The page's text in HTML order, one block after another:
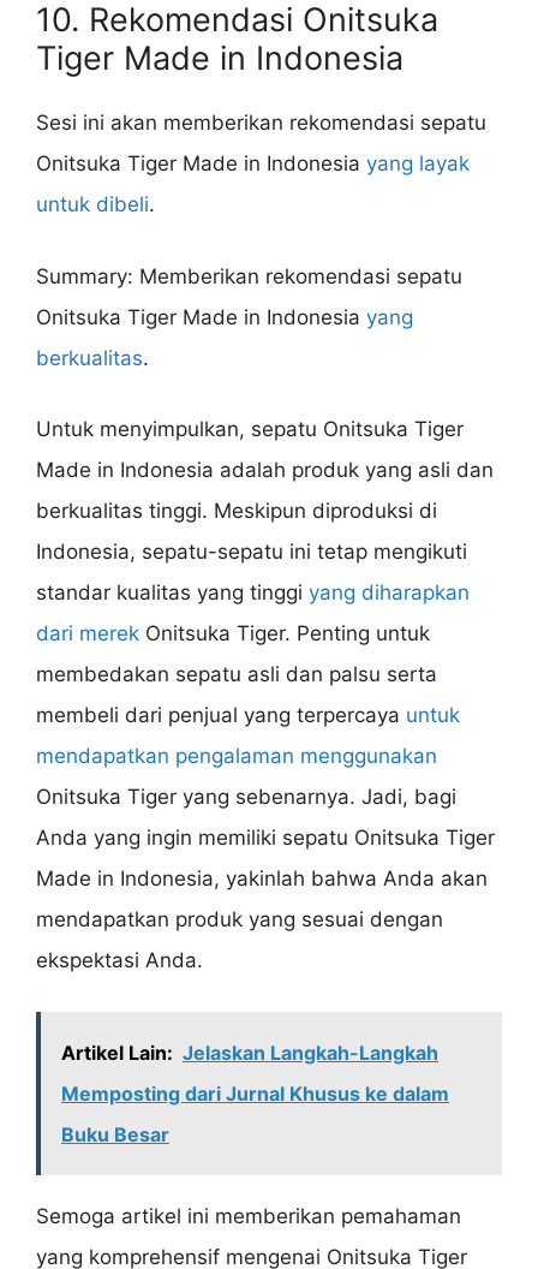
10. Rekomendasi Onitsuka
Tiger Made in Indonesia
Sesi ini akan memberikan rekomendasi sepatu
Onitsuka Tiger Made in Indonesia yang layak
untuk dibeli.
Summary: Memberikan rekomendasi sepatu
Onitsuka Tiger Made in Indonesia yang
berkualitas.
Untuk menyimpulkan, sepatu Onitsuka Tiger
Made in Indonesia adalah produk yang asli dan
berkualitas tinggi. Meskipun diproduksi di
Indonesia, sepatu-sepatu ini tetap mengikuti
standar kualitas yang tinggi yang diharapkan
dari merek Onitsuka Tiger. Penting untuk
membedakan sepatu asli dan palsu serta
membeli dari penjual yang terpercaya untuk
mendapatkan pengalaman menggunakan
Onitsuka Tiger yang sebenarnya. Jadi, bagi
Anda yang ingin memiliki sepatu Onitsuka Tiger
Made in Indonesia, yakinlah bahwa Anda akan
mendapatkan produk yang sesuai dengan
ekspektasi Anda.
Artikel Lain: Jelaskan Langkah-Langkah
Memposting dari Jurnal Khusus ke dalam
Buku Besar
Semoga artikel ini memberikan pemahaman
yang komprehensif mengenai Onitsuka Tiger